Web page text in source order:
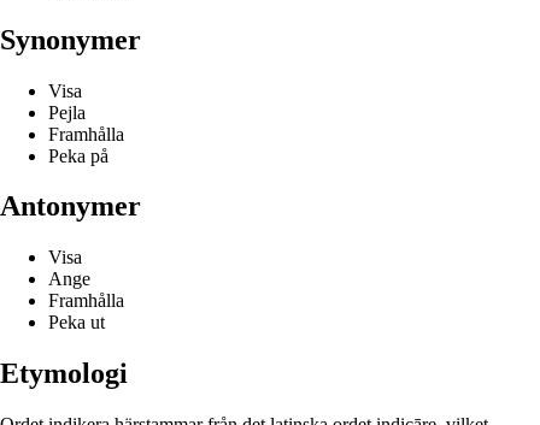
Synonymer
Visa
Pejla
Framhålla
Peka på
Antonymer
Visa
Ange
Framhålla
Peka ut
Etymologi